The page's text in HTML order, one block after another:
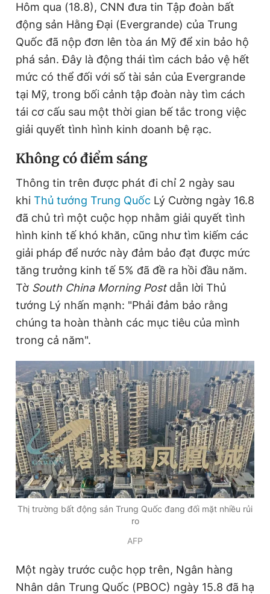
Thông tin tòa soạn Liên hệ quảng cáo
Đọc Thanh Niên trên điện thoại
Theo dõi báo trên
0906 645 777
Liên hệ quảng cáo
0908 780 404
Đặt báo Quảng cáo RSS Tòa soạn Chính sách bảo
Tổng biên tập: Nguyễn Ngọc Toàn
Phó tổng biên tập thường trực: Hải Thành
Phó tổng biên tập: Lâm Hiếu Dũng
Phó tổng biên tập: Trần Việt Hưng
Tổng thư ký tòa soạn: Đức Trung
© 2003-2026 Bản quyền thuộc về Báo Thanh Niên. Cấm sao
chép dưới mọi hình thức nếu không có sự chấp thuận bằng văn
bản. Phát triển bởi ePi Technologies, JSC.
Hôm qua (18.8), CNN đưa tin Tập đoàn bất
động sản Hằng Đại (Evergrande) của Trung
Quốc đã nộp đơn lên tòa án Mỹ để xin bảo hộ
phá sản. Đây là động thái tìm cách bảo vệ hết
mức có thể đối với số tài sản của Evergrande
tại Mỹ, trong bối cảnh tập đoàn này tìm cách
tái cơ cấu sau một thời gian bế tắc trong việc
giải quyết tình hình kinh doanh bệ rạc.
Không có điểm sáng
Thông tin trên được phát đi chỉ 2 ngày sau
khi Thủ tướng Trung Quốc Lý Cường ngày 16.8
đã chủ trì một cuộc họp nhằm giải quyết tình
hình kinh tế khó khăn, cũng như tìm kiếm các
giải pháp để nước này đảm bảo đạt được mức
tăng trưởng kinh tế 5% đã đề ra hồi đầu năm.
Tờ South China Morning Post dẫn lời Thủ
tướng Lý nhấn mạnh: "Phải đảm bảo rằng
chúng ta hoàn thành các mục tiêu của mình
trong cả năm".
Thị trường bất động sản Trung Quốc đang đối mặt nhiều rủi
ro
AFP
Một ngày trước cuộc họp trên, Ngân hàng
Nhân dân Trung Quốc (PBOC) ngày 15.8 đã hạ